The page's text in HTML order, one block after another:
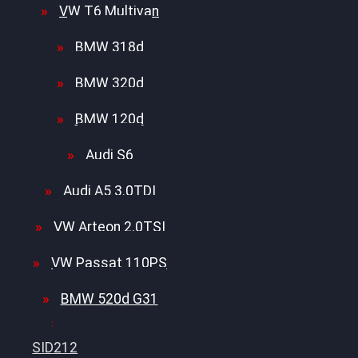
VW T6 Multivan
BMW 318d
BMW 320d
BMW 120d
Audi S6
Audi A5 3.0TDI
VW Arteon 2.0TSI
VW Passat 110PS
BMW 520d G31
SID212